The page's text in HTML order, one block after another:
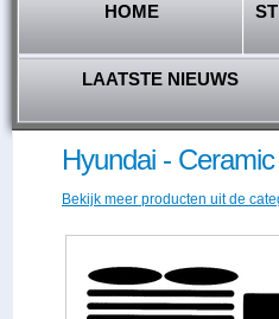
HOME
LAATSTE NIEUWS
Hyundai -
Bekijk meer producten uit de